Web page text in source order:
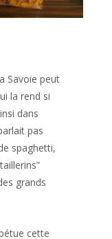
Savoie peut
la rend si
dans
pas
spaghetti,
grands
cette